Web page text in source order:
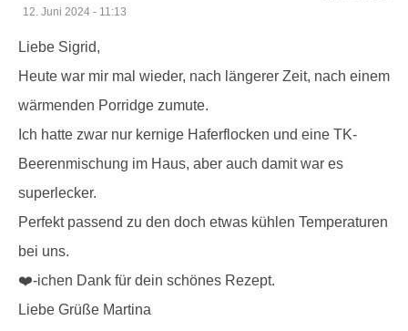
12. Juni 2024 - 11:13
Liebe Sigrid,
Heute war mir mal wieder, nach längerer Zeit, nach einem
wärmenden Porridge zumute.
Ich hatte zwar nur kernige Haferflocken und eine TK-
Beerenmischung im Haus, aber auch damit war es
superlecker.
Perfekt passend zu den doch etwas kühlen Temperaturen
bei uns.
❤️-ichen Dank für dein schönes Rezept.
Liebe Grüße Martina